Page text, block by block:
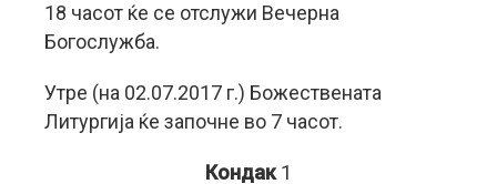
18 часот ќе се отслужи Вечерна
Богослужба.
Утре (на 02.07.2017 г.) Божествената
Литургија ќе започне во 7 часот.
Кондак1